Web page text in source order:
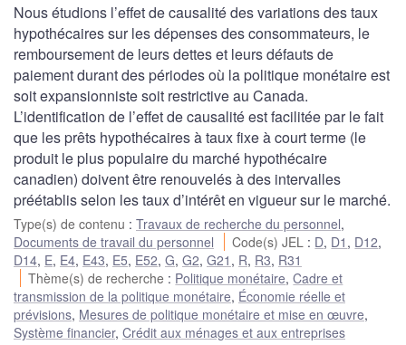
Nous étudions l’effet de causalité des variations des taux
hypothécaires sur les dépenses des consommateurs, le
remboursement de leurs dettes et leurs défauts de
paiement durant des périodes où la politique monétaire est
soit expansionniste soit restrictive au Canada.
L’identification de l’effet de causalité est facilitée par le fait
que les prêts hypothécaires à taux fixe à court terme (le
produit le plus populaire du marché hypothécaire
canadien) doivent être renouvelés à des intervalles
préétablis selon les taux d’intérêt en vigueur sur le marché.
Type(s) de contenu : Travaux de recherche du personnel,
Documents de travail du personnel
Code(s) JEL : D, D1 , D12,
D14, E, E4, E43, E5, E52, G, G2, G21 , R, R3, R31
Thème(s) de recherche : Politique monétaire,Cadre et
transmission de la politique monétaire, Économie réelle et
prévisions, Mesures de politique monétaire et mise en œuvre,
Système financier, Crédit aux ménages et aux entreprises